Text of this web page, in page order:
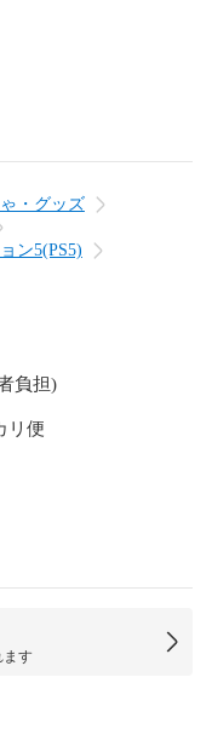
・グッズ
ン5(PS5)
負担)
リ便
ます